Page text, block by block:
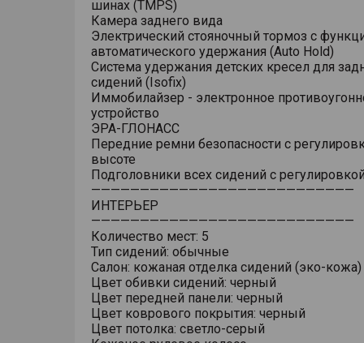
шинах (TMPS)
Камера заднего вида
Электрический стояночный тормоз с
автоматического удержания (Auto Hold)
Система удержания детских кресел для
сидений (Isofix)
Иммобилайзер - электронное
устройство
ЭРА-ГЛОНАСС
Передние ремни безопасности с
высоте
Подголовники всех сидений с
———————————————————————————
ИНТЕРЬЕР
———————————————————————————
Количество мест: 5
Тип сидений: обычные
Салон: кожаная отделка сидений (эко-кожа)
Цвет обивки сидений: черный
Цвет передней панели: черный
Цвет коврового покрытия: черный
Цвет потолка: светло-серый